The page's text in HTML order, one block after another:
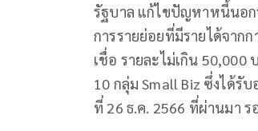
รัฐบาล แก้ไขปัญหาหนี้นอ
การรายย่อยที่มีรายได้จา
เชื่อ รายละไม่เกิน 50,000
10 กลุ่ม Small Biz ซึ่งได้รั
ที่ 26 ธ.ค. 2566 ที่ผ่านมา